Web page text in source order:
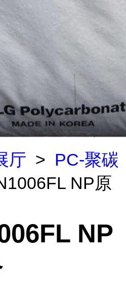
厅 > PC-聚碳
NP原
NP